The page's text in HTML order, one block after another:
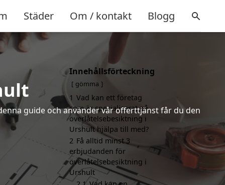
Städer Om / kontakt Blogg
guide och använder vår offerttjänst får du den
Innehållsförteckning
gömma
1 Vad kan ett företag
som är specialiserat på
överlåtelsebesiktning i
Urshult hjälpa till med?
2 Få alltid minst 3
erbjudanden för
överlåtelsebesiktning i
Urshult